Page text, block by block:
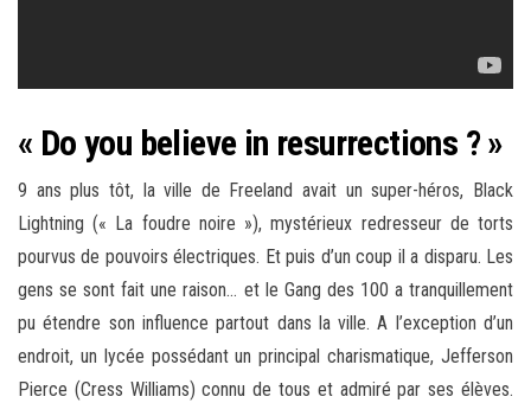
« Do you believe in resurrections ? »
9 ans plus tôt, la ville de Freeland avait un super-héros, Black
Lightning (« La foudre noire »), mystérieux redresseur de torts
pourvus de pouvoirs électriques. Et puis d’un coup il a disparu. Les
gens se sont fait une raison… et le Gang des 100 a tranquillement
pu étendre son influence partout dans la ville. A l’exception d’un
endroit, un lycée possédant un principal charismatique, Jefferson
Pierce (Cress Williams) connu de tous et admiré par ses élèves.